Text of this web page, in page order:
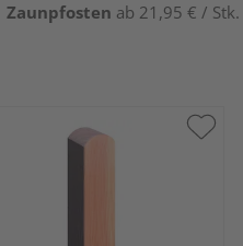
Zaunpfosten ab 21,95 € / Stk.